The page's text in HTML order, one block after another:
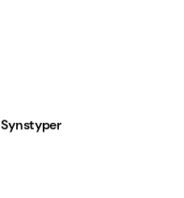
Synstyper